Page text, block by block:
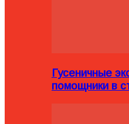
Гусеничные
помощники в